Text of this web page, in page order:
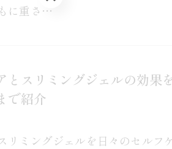
に重さ…
とスリミングジェルの効果
で紹介
リミングジェルを日々のセル